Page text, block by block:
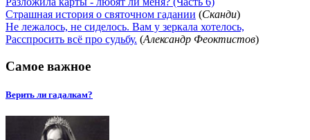
Страшная история о святочном гадании (Сканди)
Не лежалось, не сиделось. Вам у зеркала хотелось,
Расспросить всё про судьбу. (Александр Феоктистов)
Самое важное
Верить ли гадалкам?